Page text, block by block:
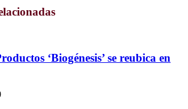
‘Biogénesis’ se reubica en